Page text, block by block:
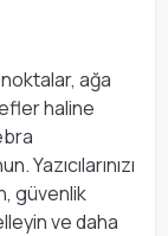
ağa
haline
Yazıcılarınızı
güvenlik
ve daha